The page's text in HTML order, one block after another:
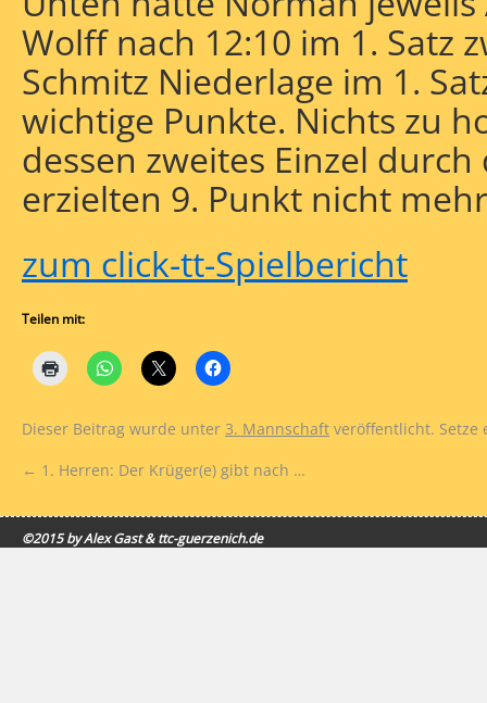
Wolff nach 12:10 im 1. Satz
Schmitz Niederlage im 1.
wichtige Punkte. Nichts zu
dessen zweites Einzel
erzielten 9. Punkt nicht
zum click-tt-Spielbericht
Teilen mit:
Dieser Beitrag wurde unter 3. Mannschaft veröffentlicht. Setze
← 1. Herren: Der Krüger(e) gibt nach …
©2015 by Alex Gast & ttc-guerzenich.de